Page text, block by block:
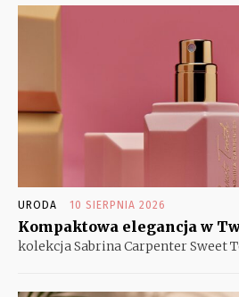
URODA 10 SIERPNIA 2026
Kompaktowa elegancja w
kolekcja Sabrina Carpenter Sweet